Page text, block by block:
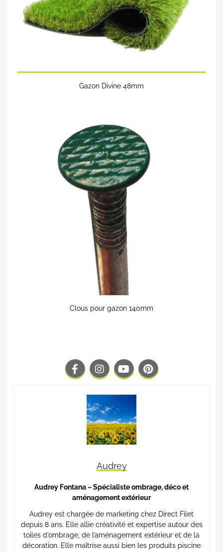
Gazon Divine 48mm
Clous pour gazon 140mm
Audrey
Audrey Fontana – Spécialiste ombrage, déco et
aménagement extérieur
Audrey est chargée de marketing chez Direct Filet
depuis 8 ans. Elle allie créativité et expertise autour des
toiles d’ombrage, de l’aménagement extérieur et de la
décoration. Elle maîtrise aussi bien les produits piscine